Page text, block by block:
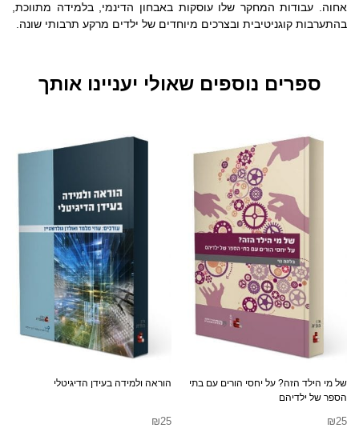
אחוה. עבודות המחקר שלו עוסקות באבחון הדינמי, בלמידה מתווכת,
בהתערבות קוגניטיבית ובצרכים מיוחדים של ילדים מרקע תרבותי שונה.
ספרים נוספים שאולי יעניינו אותך
של מי הילד הזה? על יחסי הורים עם בתי
הספר של ילדיהם
₪25
הוראה ולמידה בעידן הדיגיטלי
₪25